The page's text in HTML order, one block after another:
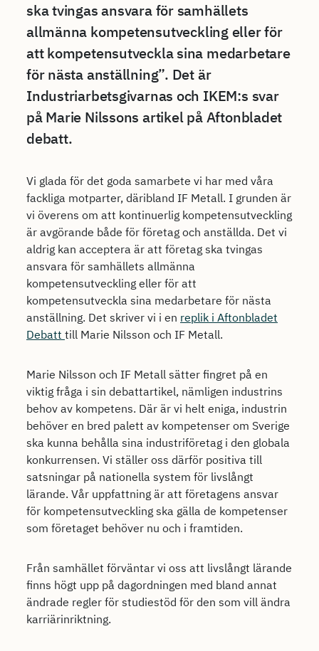
ska tvingas ansvara för samhällets
allmänna kompetensutveckling eller för
att kompetensutveckla sina medarbetare
för nästa anställning”. Det är
Industriarbetsgivarnas och IKEM:s svar
på Marie Nilssons artikel på Aftonbladet
debatt.
Vi glada för det goda samarbete vi har med våra
fackliga motparter, däribland IF Metall. I grunden är
vi överens om att kontinuerlig kompetensutveckling
är avgörande både för företag och anställda. Det vi
aldrig kan acceptera är att företag ska tvingas
ansvara för samhällets allmänna
kompetensutveckling eller för att
kompetensutveckla sina medarbetare för nästa
anställning. Det skriver vi i en replik i Aftonbladet
Debatt till Marie Nilsson och IF Metall.
Marie Nilsson och IF Metall sätter fingret på en
viktig fråga i sin debattartikel, nämligen industrins
behov av kompetens. Där är vi helt eniga, industrin
behöver en bred palett av kompetenser om Sverige
ska kunna behålla sina industriföretag i den globala
konkurrensen. Vi ställer oss därför positiva till
satsningar på nationella system för livslångt
lärande. Vår uppfattning är att företagens ansvar
för kompetensutveckling ska gälla de kompetenser
som företaget behöver nu och i framtiden.
Från samhället förväntar vi oss att livslångt lärande
finns högt upp på dagordningen med bland annat
ändrade regler för studiestöd för den som vill ändra
karriärinriktning.